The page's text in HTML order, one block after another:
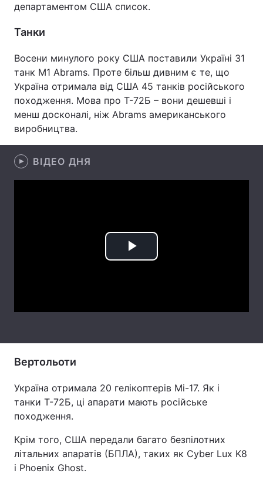
Статті
Інтерв'ю Думки
Архів Вакансії
Контакти
Послуги
департаментом США список.
Танки
Восени минулого року США поставили Україні 31
танк M1 Abrams. Проте більш дивним є те, що
Україна отримала від США 45 танків російського
походження. Мова про Т-72Б – вони дешевші і
менш досконалі, ніж Abrams американського
виробництва.
ВІДЕО ДНЯ
Play
Вертольоти
Україна отримала 20 гелікоптерів Мі-17. Як і
танки Т-72Б, ці апарати мають російське
походження.
Крім того, США передали багато безпілотних
літальних апаратів (БПЛА), таких як Cyber Lux K8
і Phoenix Ghost.